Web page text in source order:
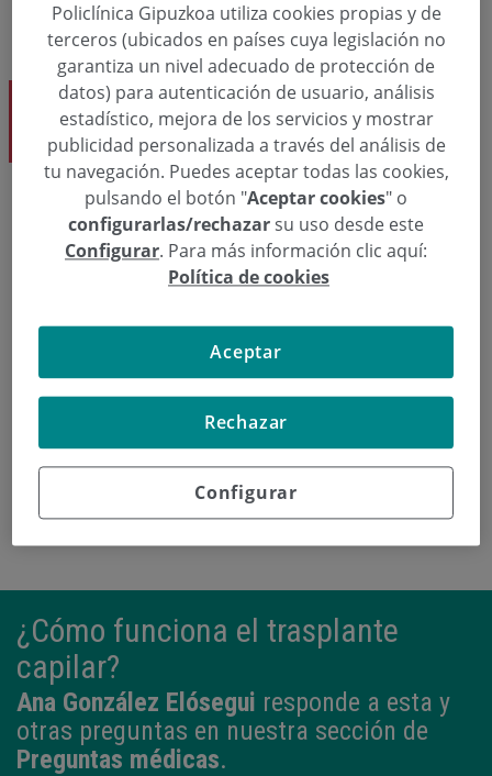
Matrona Paula Rodríguez
Ginecología y Obstetricia
Ginecología y Obstetricia
Matrona Paula Rodríguez
Solicita una cita
¿Cómo funciona el trasplante
capilar?
Ana González Elósegui responde a esta y
otras preguntas en nuestra sección de
Preguntas médicas.
Policlínica Gipuzkoa utiliza cookies propias y de
terceros (ubicados en países cuya legislación no
garantiza un nivel adecuado de protección de
datos) para autenticación de usuario, análisis
estadístico, mejora de los servicios y mostrar
publicidad personalizada a través del análisis de
tu navegación. Puedes aceptar todas las cookies,
pulsando el botón "Aceptar cookies" o
configurarlas/rechazarsu uso desde este
Configurar. Para más información clic aquí:
Política de cookies
Configurar
Rechazar
Aceptar